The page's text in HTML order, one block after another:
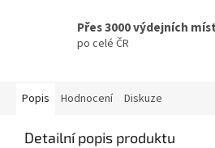
Přes 3000 výdejních míst
po celé ČR
Popis Hodnocení Diskuze
Detailní popis produktu